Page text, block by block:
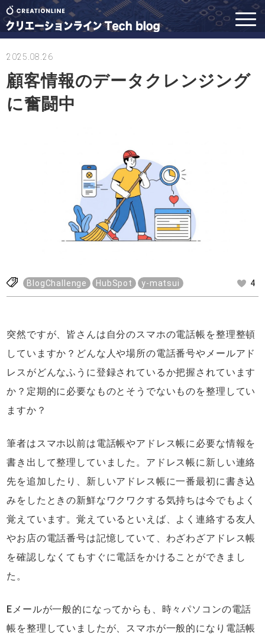
2025.08.26
顧客情報のデータクレンジング
に奮闘中
BlogChallenge HubSpot y-matsui 4
突然ですが、皆さんは自分のスマホの電話帳を整理整頓
していますか？どんな人や場所の電話番号やメールアド
レスがどんなふうに登録されているか把握されています
か？定期的に必要なものとそうでないものを整理してい
ますか？
筆者はスマホ以前は電話帳やアドレス帳に必要な情報を
書き出して整理していました。アドレス帳に新しい連絡
先を追加したり、新しいアドレス帳に一番最初に書き込
みをしたときの新鮮なワクワクする気持ちは今でもよく
覚えています。覚えているといえば、よく連絡する友人
やお店の電話番号は記憶していて、わざわざアドレス帳
を確認しなくてもすぐに電話をかけることができまし
た。
Eメールが一般的になってからも、時々パソコンの電話
帳を整理していましたが、スマホが一般的になり電話帳